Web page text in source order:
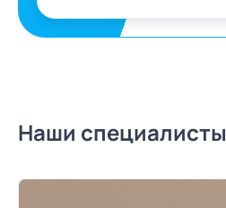
Наши специалисты